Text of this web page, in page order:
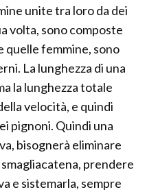
unite tra loro da dei
volta, sono composte
quelle femmine, sono
La lunghezza di una
la lunghezza totale
velocità, e quindi
pignoni. Quindi una
bisognerà eliminare
prendere
e sistemarla, sempre